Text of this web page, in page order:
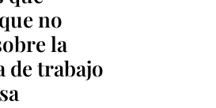
no
la
de trabajo